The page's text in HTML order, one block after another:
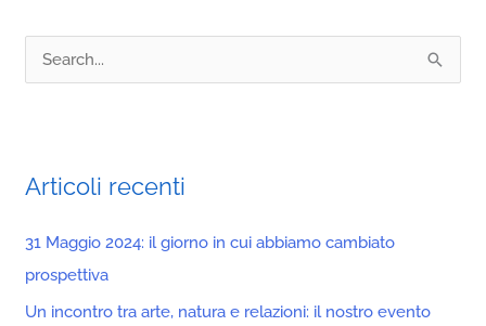
a
Articoli recenti
31 Maggio 2024: il giorno in cui abbiamo cambiato
prospettiva
Un incontro tra arte, natura e relazioni: il nostro evento